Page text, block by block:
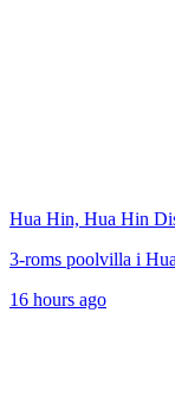
Hua Hin, Hua Hin
3-roms poolvilla i
16 hours ago